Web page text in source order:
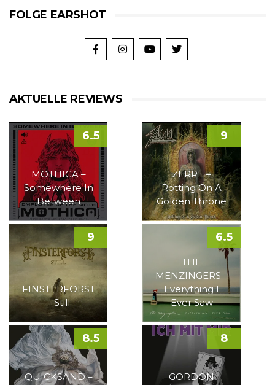
FOLGE EARSHOT
AKTUELLE REVIEWS
MOTHICA –
Somewhere In
Between
6.5
ZERRE –
Rotting On A
Golden Throne
9
FINSTERFORST
– Still
9
THE
MENZINGERS –
Everything I
Ever Saw
6.5
QUICKSAND –
8.5
GORDON
8